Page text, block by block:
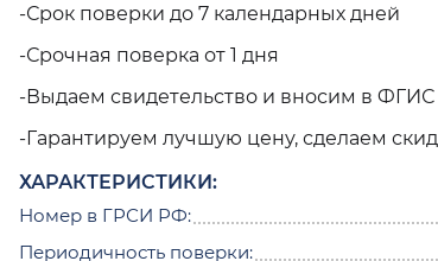
-Срок поверки до 7 календарных дней
-Срочная поверка от 1 дня
-Выдаем свидетельство и вносим в
-Гарантируем лучшую цену, сделаем
ХАРАКТЕРИСТИКИ:
Номер в ГРСИ РФ:
Периодичность поверки: